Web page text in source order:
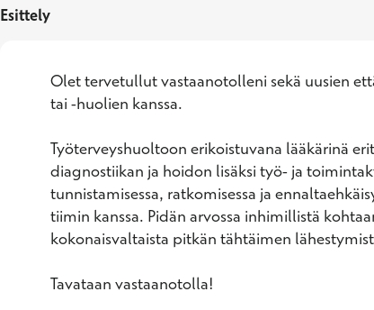
Esittely
Olet tervetullut vastaanotolleni sekä uusien
tai -huolien kanssa.
Työterveyshuoltoon erikoistuvana lääkärinä
diagnostiikan ja hoidon lisäksi työ- ja
tunnistamisessa, ratkomisessa ja
tiimin kanssa. Pidän arvossa inhimillistä
kokonaisvaltaista pitkän tähtäimen
Tavataan vastaanotolla!